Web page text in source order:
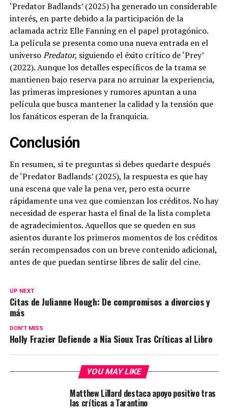
‘Predator Badlands’ (2025) ha generado un considerable
interés, en parte debido a la participación de la
aclamada actriz Elle Fanning en el papel protagónico.
La película se presenta como una nueva entrada en el
universoPredator, siguiendo el éxito crítico de ‘Prey’
(2022). Aunque los detalles específicos de la trama se
mantienen bajo reserva para no arruinar la experiencia,
las primeras impresiones y rumores apuntan a una
película que busca mantener la calidad y la tensión que
los fanáticos esperan de la franquicia.
Conclusión
En resumen, si te preguntas si debes quedarte después
de ‘Predator Badlands’ (2025), la respuesta es que hay
una escena que vale la pena ver, pero esta ocurre
rápidamente una vez que comienzan los créditos. No hay
necesidad de esperar hasta el final de la lista completa
de agradecimientos. Aquellos que se queden en sus
asientos durante los primeros momentos de los créditos
serán recompensados con un breve contenido adicional,
antes de que puedan sentirse libres de salir del cine.
UP NEXT
Citas de Julianne Hough: De compromisos a divorcios y
más
DON'T MISS
Holly Frazier Defiende a Nia Sioux Tras Críticas al Libro
YOU MAY LIKE
Matthew Lillard destaca apoyo positivo tras
las críticas a Tarantino